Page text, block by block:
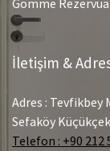
Gömme
İletişim &
Adres : Tevfikbey
Sefaköy
Telefon : +90 212